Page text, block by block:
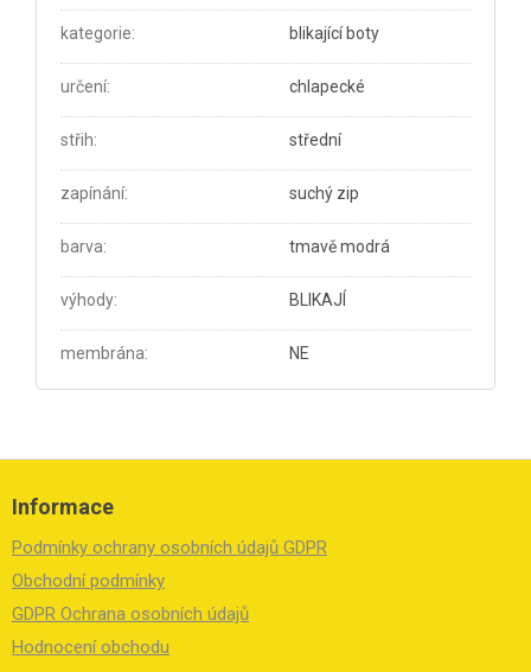
kategorie: blikající boty
určení: chlapecké
střih: střední
zapínání: suchý zip
barva: tmavě modrá
výhody: BLIKAJÍ
membrána: NE
Z
Informace
Podmínky ochrany osobních údajů GDPR
Obchodní podmínky
GDPR Ochrana osobních údajů
Hodnocení obchodu